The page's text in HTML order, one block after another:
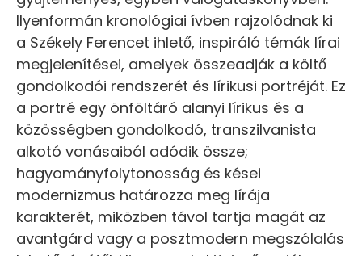
Ilyenformán kronológiai ívben rajzolódnak ki
a Székely Ferencet ihlető, inspiráló témák lírai
megjelenítései, amelyek összeadják a költő
gondolkodói rendszerét és lírikusi portréját. Ez
a portré egy önföltáró alanyi lírikus és a
közösségben gondolkodó, transzilvanista
alkotó vonásaiból adódik össze;
hagyományfolytonosság és kései
modernizmus határozza meg lírája
karakterét, miközben távol tartja magát az
avantgárd vagy a posztmodern megszólalás